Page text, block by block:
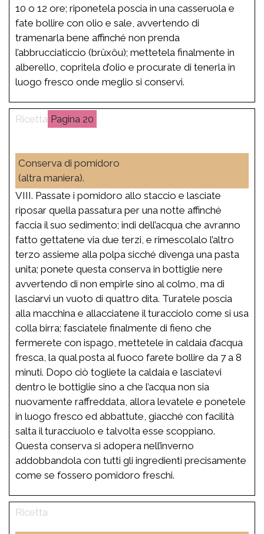
10 o 12 ore; riponetela poscia in una casseruola e
fate bollire con olio e sale, avvertendo di
tramenarla bene affinché non prenda
l’abbrucciaticcio (brûxôu); mettetela finalmente in
alberello, copritela d’olio e procurate di tenerla in
luogo fresco onde meglio si conservi.
20
Conserva di pomidoro
(altra maniera).
VIII. Passate i pomidoro allo staccio e lasciate
riposar quella passatura per una notte affinché
faccia il suo sedimento; indi dell’acqua che avranno
fatto gettatene via due terzi, e rimescolalo l’altro
terzo assieme alla polpa sicché divenga una pasta
unita; ponete questa conserva in bottiglie nere
avvertendo di non empirle sino al colmo, ma di
lasciarvi un vuoto di quattro dita. Turatele poscia
alla macchina e allacciatene il turacciolo come si usa
colla birra; fasciatele finalmente di fieno che
fermerete con ispago, mettetele in caldaia d’acqua
fresca, la qual posta al fuoco farete bollire da 7 a 8
minuti. Dopo ciò togliete la caldaia e lasciatevi
dentro le bottiglie sino a che l’acqua non sia
nuovamente raffreddata, allora levatele e ponetele
in luogo fresco ed abbattute, giacché con facilità
salta il turacciuolo e talvolta esse scoppiano.
Questa conserva si adopera nell’inverno
addobbandola con tutti gli ingredienti precisamente
come se fossero pomidoro freschi.